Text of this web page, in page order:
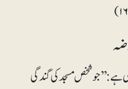
ہے: ’’جو شخص مسجد کی گندگی